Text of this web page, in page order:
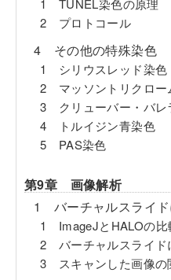
1 TUNEL染色の原理
2 プロトコール
4 その他の特殊染色
1 シリウスレッド染色
2 マッソントリクロー
3 クリューバー・バレ
4 トルイジン青染色
5 PAS染色
第9章 画像解析
1 バーチャルスライ
1 ImageJとHALOの比
2 バーチャルスライド
3 スキャンした画像の